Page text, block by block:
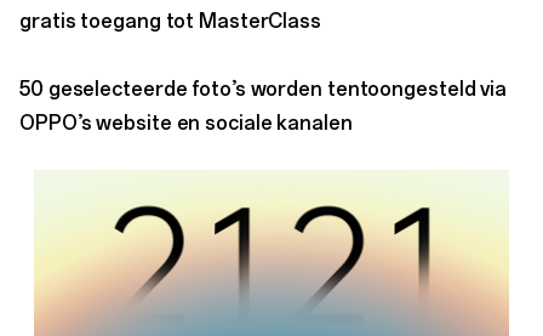
gratis toegang tot MasterClass
50 geselecteerde foto’s worden tentoongesteld via
OPPO’s website en sociale kanalen